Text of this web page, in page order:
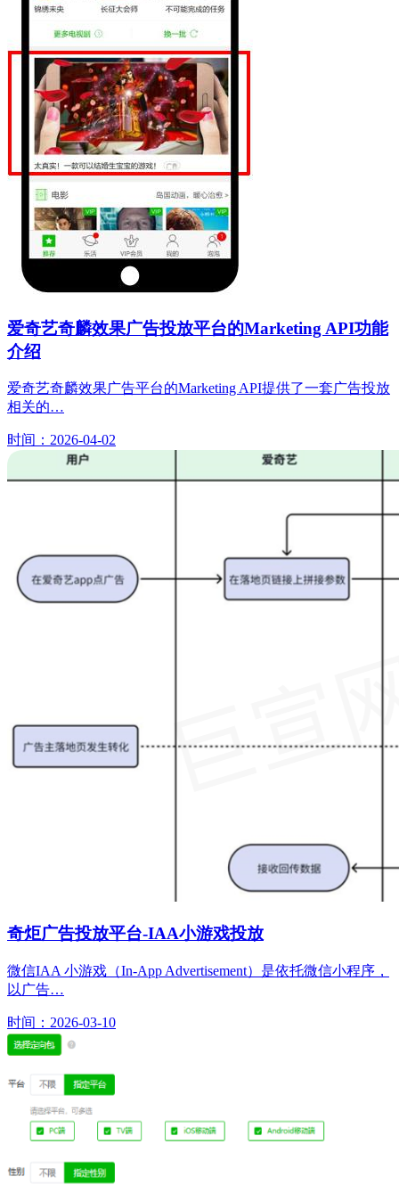
爱奇艺奇麟效果广告投放平台的Marketing API功能
介绍
爱奇艺奇麟效果广告平台的Marketing API提供了一套广告投放
相关的…
时间：2026-04-02
奇炬广告投放平台-IAA小游戏投放
微信IAA 小游戏（In-App Advertisement）是依托微信小程序，
以广告…
时间：2026-03-10